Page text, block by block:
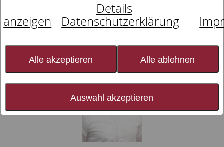
Details
anzeigen
Datenschutzerklärung
Alle akzeptieren Alle ablehnen
Auswahl akzeptieren